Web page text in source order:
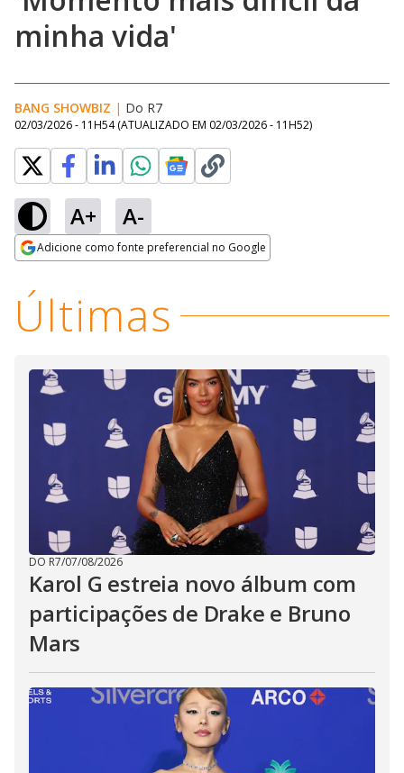
minha vida'
BANG SHOWBIZ | Do R7
02/03/2026 - 11H54 (ATUALIZADO EM 02/03/2026 - 11H52)
A+ A-
Adicione como fonte preferencial no Google
Ativar
Loaded:
40.65%
Últimas
DO R7/07/08/2026
Karol G estreia novo álbum com
participações de Drake e Bruno
Mars